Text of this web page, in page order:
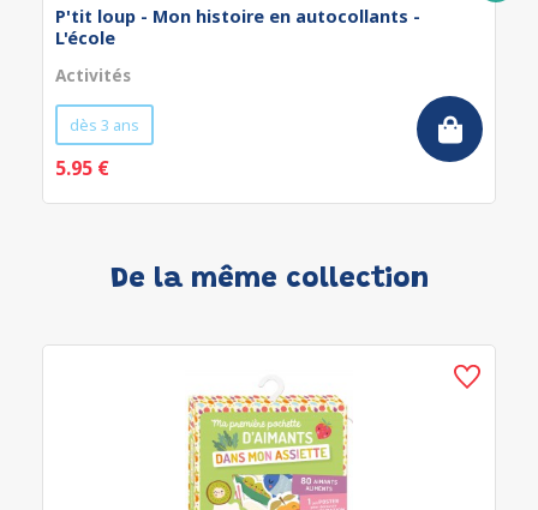
P'tit loup - Mon histoire en autocollants -
L'école
Activités
dès 3 ans
5.95 €
De la même collection